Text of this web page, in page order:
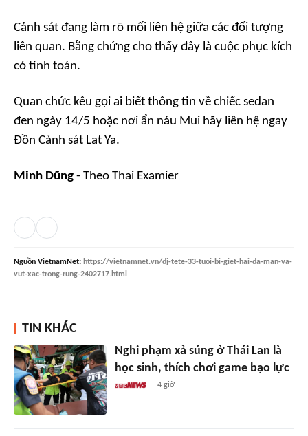
Cảnh sát đang làm rõ mối liên hệ giữa các đối tượng
liên quan. Bằng chứng cho thấy đây là cuộc phục kích
có tính toán.
Quan chức kêu gọi ai biết thông tin về chiếc sedan
đen ngày 14/5 hoặc nơi ẩn náu Mui hãy liên hệ ngay
Đồn Cảnh sát Lat Ya.
Minh Dũng - Theo Thai Examier
Nguồn VietnamNet: https://vietnamnet.vn/dj-tete-33-tuoi-bi-giet-hai-da-man-va-
vut-xac-trong-rung-2402717.html
TIN KHÁC
Nghi phạm xả súng ở Thái Lan là
học sinh, thích chơi game bạo lực
4 giờ